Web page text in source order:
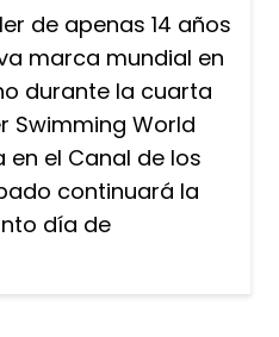
de apenas 14 años
marca mundial en
durante la cuarta
Swimming World
en el Canal de los
continuará la
día de